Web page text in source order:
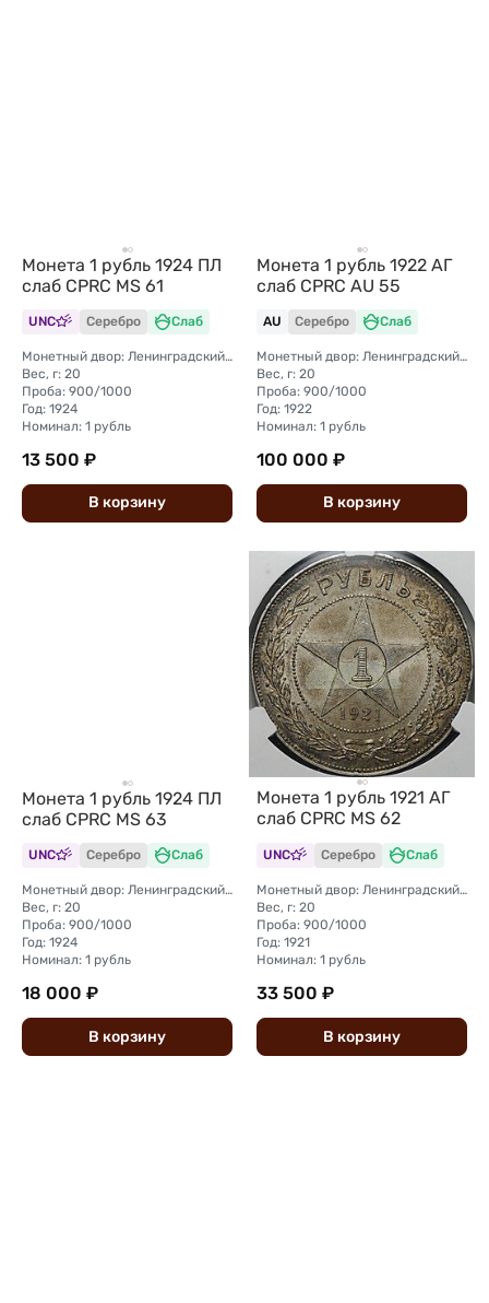
Монета 1 рубль 1924 ПЛ
слаб CPRC MS 61
UNC Серебро Слаб
Монетный двор: Ленинградский (ЛМД)
Вес, г: 20
Проба: 900/1000
Год: 1924
Номинал: 1 рубль
13 500 ₽
В корзину
Монета 1 рубль 1922 АГ
слаб CPRC AU 55
AU Серебро Слаб
Монетный двор: Ленинградский (ЛМД)
Вес, г: 20
Проба: 900/1000
Год: 1922
Номинал: 1 рубль
100 000 ₽
В корзину
Монета 1 рубль 1924 ПЛ
слаб CPRC MS 63
UNC Серебро Слаб
Монетный двор: Ленинградский (ЛМД)
Вес, г: 20
Проба: 900/1000
Год: 1924
Номинал: 1 рубль
18 000 ₽
В корзину
Монета 1 рубль 1921 АГ
слаб CPRC MS 62
UNC Серебро Слаб
Монетный двор: Ленинградский (ЛМД)
Вес, г: 20
Проба: 900/1000
Год: 1921
Номинал: 1 рубль
33 500 ₽
В корзину